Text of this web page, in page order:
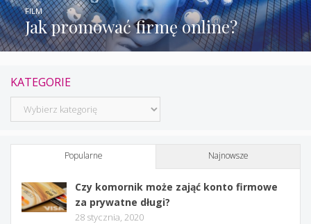
Jak promować firmę online?
FILM
KATEGORIE
Kategorie
Popularne Najnowsze
Czy komornik może zająć konto firmowe
za prywatne długi?
28 stycznia, 2020